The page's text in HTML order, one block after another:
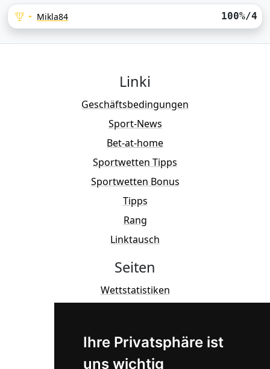
Ihre Privatsphäre ist
uns wichtig
Mikla84 100%/4
Linki
Geschäftsbedingungen
Sport-News
Bet-at-home
Sportwetten Tipps
Sportwetten Bonus
Tipps
Rang
Linktausch
Seiten
Wettstatistiken
LIVE ERGEBNISSE :